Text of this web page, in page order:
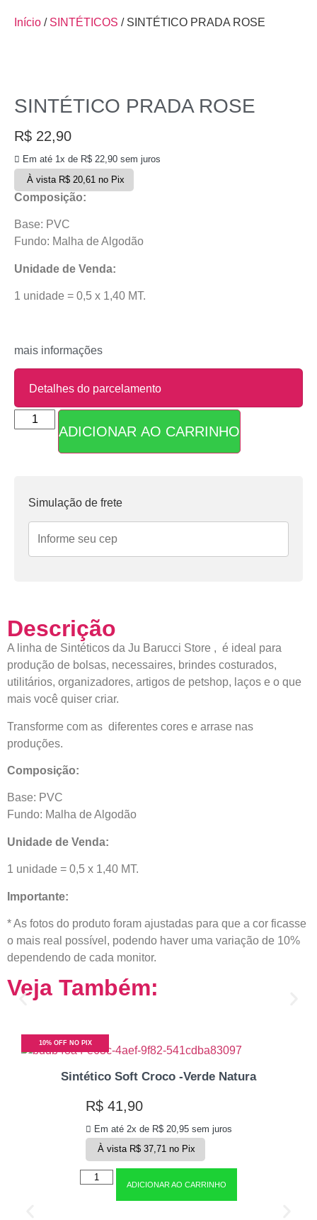
Início / SINTÉTICOS / SINTÉTICO PRADA ROSE
SINTÉTICO PRADA ROSE
R$ 22,90
Em até 1x de R$ 22,90 sem juros
À vista R$20,61 no Pix
Composição:
Base: PVC
Fundo: Malha de Algodão
Unidade de Venda:
1 unidade = 0,5 x 1,40 MT.
mais informações
Detalhes do parcelamento
Parcelas:ADICIONAR AO CARRINHO
Simulação de frete
Descrição
A linha de Sintéticos da Ju Barucci Store , é ideal para
produção de bolsas, necessaires, brindes costurados,
utilitários, organizadores, artigos de petshop, laços e o que
mais você quiser criar.
Transforme com as diferentes cores e arrase nas
produções.
Composição:
Base: PVC
Fundo: Malha de Algodão
Unidade de Venda:
1 unidade = 0,5 x 1,40 MT.
Importante:
* As fotos do produto foram ajustadas para que a cor ficasse
o mais real possível, podendo haver uma variação de 10%
dependendo de cada monitor.
Veja Também:
10% OFF NO PIX
Sintético Soft Croco -Verde Natura
R$41,90
Em até 2x de R$20,95sem juros
À vista R$ 37,71 no Pix
ADICIONAR AO CARRINHO